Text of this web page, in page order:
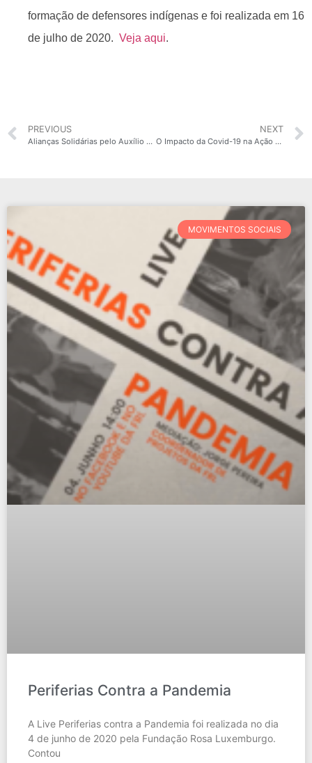
formação de defensores indígenas e foi realizada em 16
de julho de 2020. Veja aqui.
PREVIOUS
Alianças Solidárias pelo Auxílio Emergencial
NEXT
O Impacto da Covid-19 na Ação dos Movimentos Sociais Populares
MOVIMENTOS SOCIAIS
Periferias Contra a Pandemia
A Live Periferias contra a Pandemia foi realizada no dia
4 de junho de 2020 pela Fundação Rosa Luxemburgo.
Contou